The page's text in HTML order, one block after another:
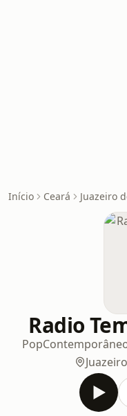
Início Ceará Juazeiro
Radio
Pop